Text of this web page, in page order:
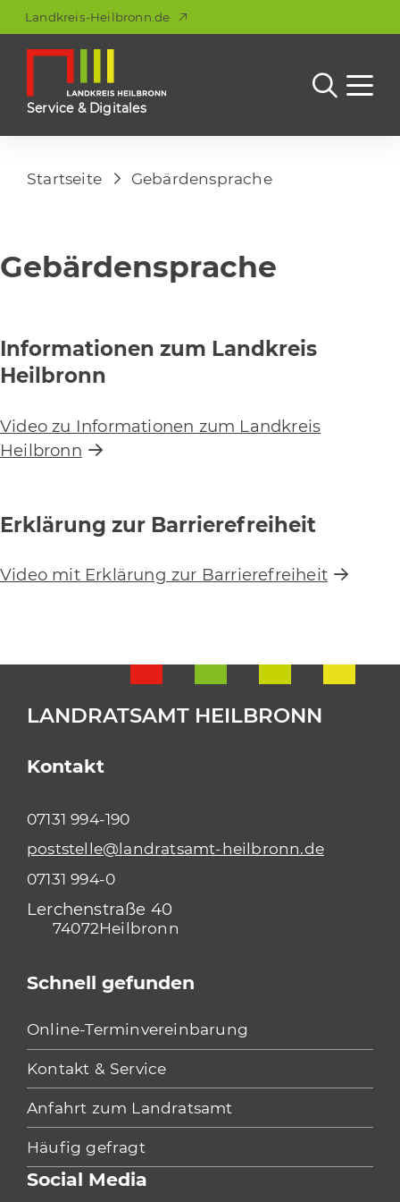
Landkreis-Heilbronn.de
Service & Digitales
Startseite Gebärdensprache
Gebärdensprache
Informationen zum Landkreis
Heilbronn
Video zu Informationen zum Landkreis
Heilbronn
Erklärung zur Barrierefreiheit
Video mit Erklärung zur Barrierefreiheit
LANDRATSAMT HEILBRONN
Kontakt
Lerchenstraße 40
74072Heilbronn
poststelle@landratsamt-heilbronn.de
07131 994-0
07131 994-190
Schnell gefunden
Online-Terminvereinbarung
Kontakt & Service
Anfahrt zum Landratsamt
Häufig gefragt
Social Media